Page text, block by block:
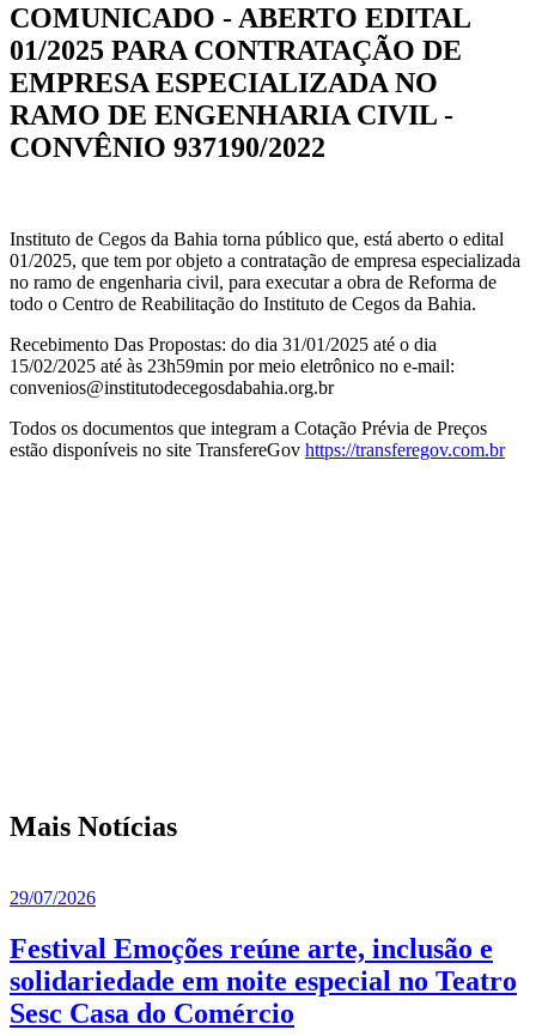
COMUNICADO - ABERTO EDITAL
01/2025 PARA CONTRATAÇÃO DE
EMPRESA ESPECIALIZADA NO
RAMO DE ENGENHARIA CIVIL -
CONVÊNIO 937190/2022
Instituto de Cegos da Bahia torna público que, está aberto o edital
01/2025, que tem por objeto a contratação de empresa especializada
no ramo de engenharia civil, para executar a obra de Reforma de
todo o Centro de Reabilitação do Instituto de Cegos da Bahia.
Recebimento Das Propostas: do dia 31/01/2025 até o dia
15/02/2025 até às 23h59min por meio eletrônico no e-mail:
convenios@institutodecegosdabahia.org.br
Todos os documentos que integram a Cotação Prévia de Preços
estão disponíveis no site TransfereGov https://transferegov.com.br
Mais Notícias
29/07/2026
Festival Emoções reúne arte, inclusão e
solidariedade em noite especial no Teatro
Sesc Casa do Comércio